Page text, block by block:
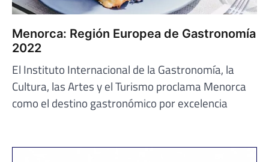
Menorca: Región Europea de Gastronomía
2022
El Instituto Internacional de la Gastronomía, la
Cultura, las Artes y el Turismo proclama Menorca
como el destino gastronómico por excelencia